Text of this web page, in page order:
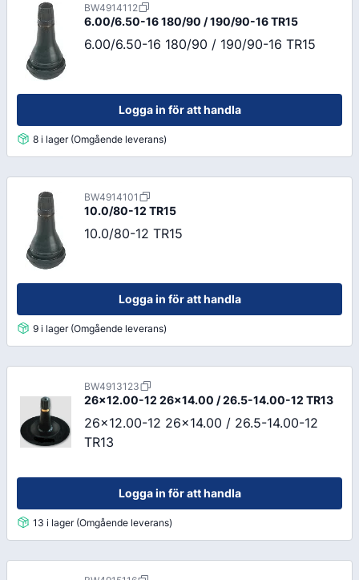
BW4914112
6.00/6.50-16 180/90 / 190/90-16 TR15
6.00/6.50-16 180/90 / 190/90-16 TR15
Logga in för att handla
8 i lager (Omgående leverans)
BW4914101
10.0/80-12 TR15
10.0/80-12 TR15
Logga in för att handla
9 i lager (Omgående leverans)
BW4913123
26x12.00-12 26x14.00 / 26.5-14.00-12 TR13
26x12.00-12 26x14.00 / 26.5-14.00-12
TR13
Logga in för att handla
13 i lager (Omgående leverans)